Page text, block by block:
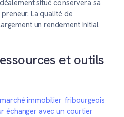
situé conservera sa
La qualité de
un rendement initial
et outils
immobilier fribourgeois
échanger avec un courtier